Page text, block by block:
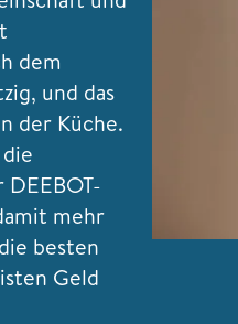
dem
und das
der Küche.
mehr
besten
Geld